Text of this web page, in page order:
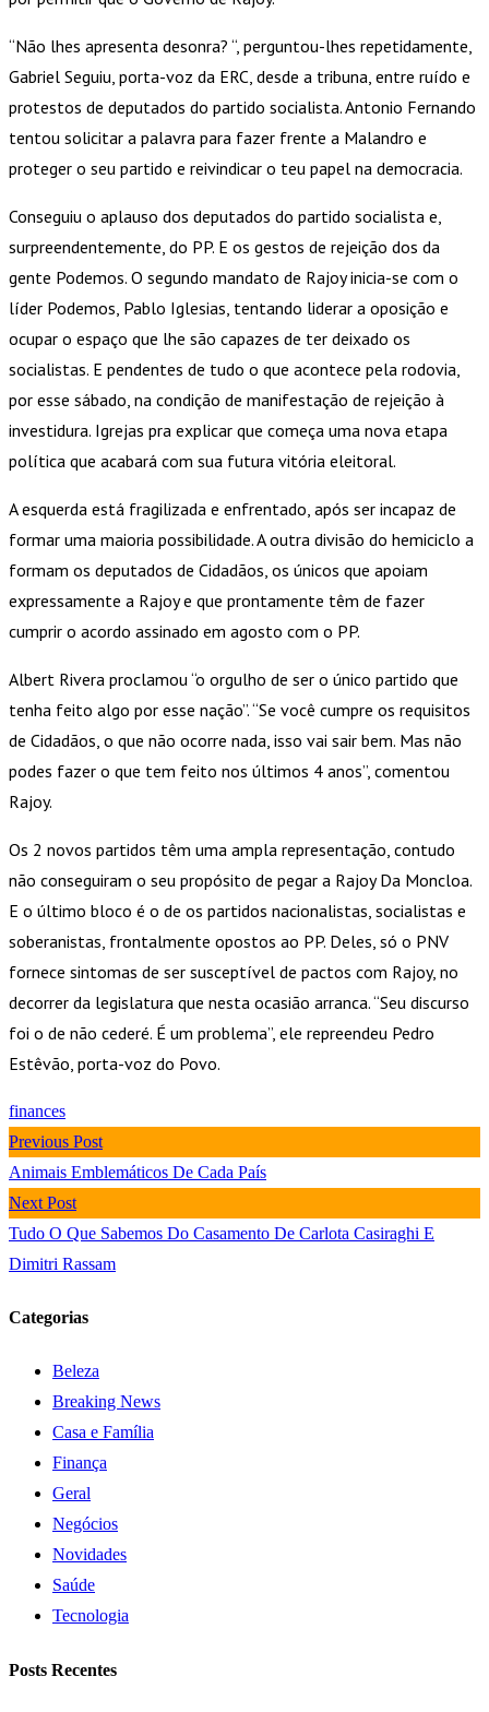
“Não lhes apresenta desonra? “, perguntou-lhes repetidamente,
Gabriel Seguiu, porta-voz da ERC, desde a tribuna, entre ruído e
protestos de deputados do partido socialista. Antonio Fernando
tentou solicitar a palavra para fazer frente a Malandro e
proteger o seu partido e reivindicar o teu papel na democracia.
Conseguiu o aplauso dos deputados do partido socialista e,
surpreendentemente, do PP. E os gestos de rejeição dos da
gente Podemos. O segundo mandato de Rajoy inicia-se com o
líder Podemos, Pablo Iglesias, tentando liderar a oposição e
ocupar o espaço que lhe são capazes de ter deixado os
socialistas. E pendentes de tudo o que acontece pela rodovia,
por esse sábado, na condição de manifestação de rejeição à
investidura. Igrejas pra explicar que começa uma nova etapa
política que acabará com sua futura vitória eleitoral.
A esquerda está fragilizada e enfrentado, após ser incapaz de
formar uma maioria possibilidade. A outra divisão do hemiciclo a
formam os deputados de Cidadãos, os únicos que apoiam
expressamente a Rajoy e que prontamente têm de fazer
cumprir o acordo assinado em agosto com o PP.
Albert Rivera proclamou “o orgulho de ser o único partido que
tenha feito algo por esse nação”. “Se você cumpre os requisitos
de Cidadãos, o que não ocorre nada, isso vai sair bem. Mas não
podes fazer o que tem feito nos últimos 4 anos”, comentou
Rajoy.
Os 2 novos partidos têm uma ampla representação, contudo
não conseguiram o seu propósito de pegar a Rajoy Da Moncloa.
E o último bloco é o de os partidos nacionalistas, socialistas e
soberanistas, frontalmente opostos ao PP. Deles, só o PNV
fornece sintomas de ser susceptível de pactos com Rajoy, no
decorrer da legislatura que nesta ocasião arranca. “Seu discurso
foi o de não cederé. É um problema”, ele repreendeu Pedro
Estêvão, porta-voz do Povo.
finances
Previous Post
Animais Emblemáticos De Cada País
Next Post
Tudo O Que Sabemos Do Casamento De Carlota Casiraghi E
Dimitri Rassam
Categorias
Beleza
Breaking News
Casa e Família
Finança
Geral
Negócios
Novidades
Saúde
Tecnologia
Posts Recentes